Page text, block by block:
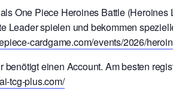
One Piece Heroines Battle (Heroines
Leader spielen und bekommen spezielle
cardgame.com/events/2026/
benötigt einen Account. Am besten
tcg-plus.com/